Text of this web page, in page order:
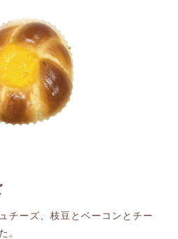
チーズ、枝豆とベーコンとチー
。